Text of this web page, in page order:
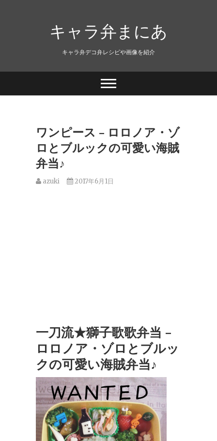
キャラ弁まにあ
キャラ弁デコ弁レシピや画像を紹介
ワンピース – ロロノア・ゾ
ロとブルックの可愛い海賊
弁当♪
azuki 2017年6月1日
一刀流★獅子歌歌弁当 –
ロロノア・ゾロとブルッ
クの可愛い海賊弁当♪